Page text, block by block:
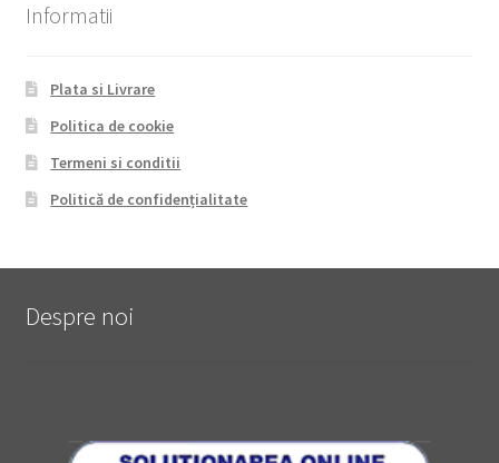
Informatii
Plata si Livrare
Politica de cookie
Termeni si conditii
Politică de confidențialitate
Despre noi